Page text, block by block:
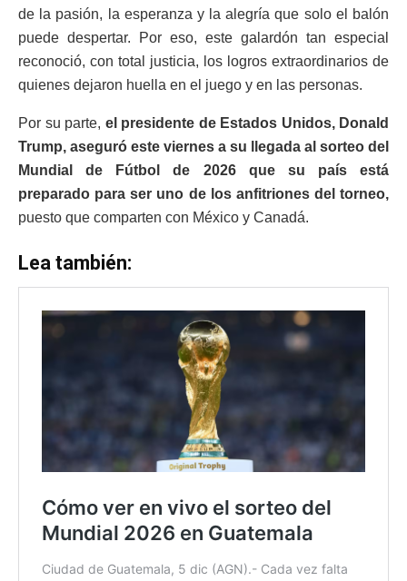
de la pasión, la esperanza y la alegría que solo el balón
puede despertar. Por eso, este galardón tan especial
reconoció, con total justicia, los logros extraordinarios de
quienes dejaron huella en el juego y en las personas.
Por su parte, el presidente de Estados Unidos, Donald
Trump, aseguró este viernes a su llegada al sorteo del
Mundial de Fútbol de 2026 que su país está
preparado para ser uno de los anfitriones del torneo,
puesto que comparten con México y Canadá.
Lea también: